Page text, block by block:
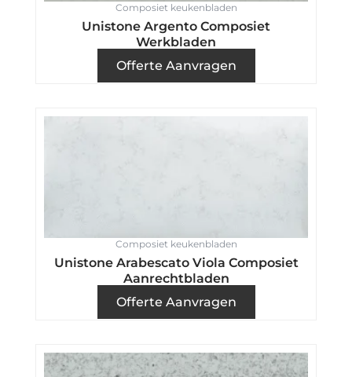
Composiet keukenbladen
Unistone Argento Composiet
Werkbladen
Offerte Aanvragen
Composiet keukenbladen
Unistone Arabescato Viola Composiet
Aanrechtbladen
Offerte Aanvragen